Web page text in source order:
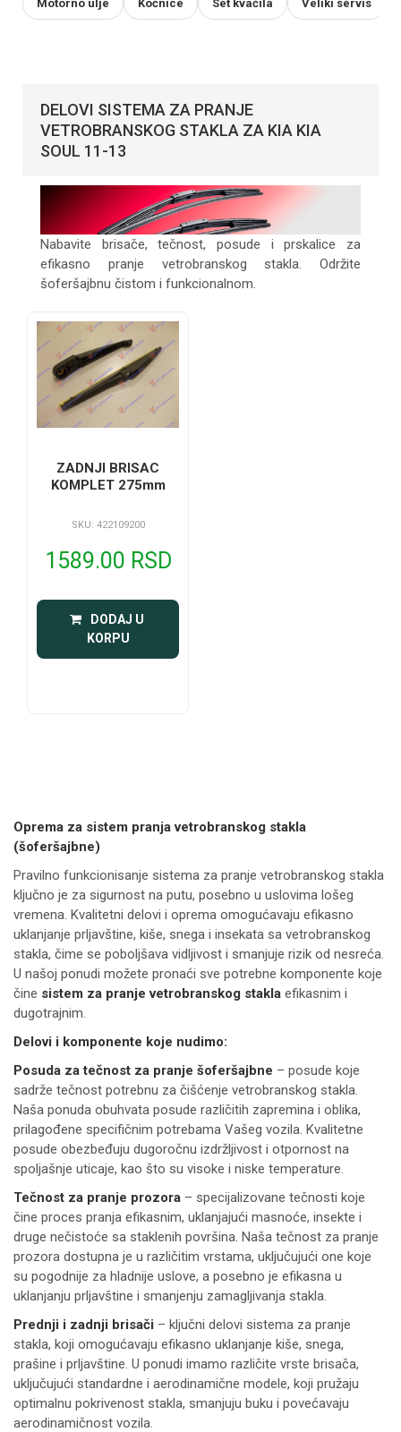
Motorno ulje Kočnice Set kvačila Veliki servis
DELOVI SISTEMA ZA PRANJE
VETROBRANSKOG STAKLA ZA KIA KIA
SOUL 11-13
Nabavite brisače, tečnost, posude i prskalice za
efikasno pranje vetrobranskog stakla. Održite
šoferšajbnu čistom i funkcionalnom.
ZADNJI BRISAC
KOMPLET 275mm
SKU: 422109200
1589.00 RSD
DODAJ U
KORPU
Oprema za sistem pranja vetrobranskog stakla
(šoferšajbne)
Pravilno funkcionisanje sistema za pranje vetrobranskog stakla
ključno je za sigurnost na putu, posebno u uslovima lošeg
vremena. Kvalitetni delovi i oprema omogućavaju efikasno
uklanjanje prljavštine, kiše, snega i insekata sa vetrobranskog
stakla, čime se poboljšava vidljivost i smanjuje rizik od nesreća.
U našoj ponudi možete pronaći sve potrebne komponente koje
čine sistem za pranje vetrobranskog stakla efikasnim i
dugotrajnim.
Delovi i komponente koje nudimo:
Posuda za tečnost za pranje šoferšajbne – posude koje
sadrže tečnost potrebnu za čišćenje vetrobranskog stakla.
Naša ponuda obuhvata posude različitih zapremina i oblika,
prilagođene specifičnim potrebama Vašeg vozila. Kvalitetne
posude obezbeđuju dugoročnu izdržljivost i otpornost na
spoljašnje uticaje, kao što su visoke i niske temperature.
Tečnost za pranje prozora – specijalizovane tečnosti koje
čine proces pranja efikasnim, uklanjajući masnoće, insekte i
druge nečistoće sa staklenih površina. Naša tečnost za pranje
prozora dostupna je u različitim vrstama, uključujući one koje
su pogodnije za hladnije uslove, a posebno je efikasna u
uklanjanju prljavštine i smanjenju zamagljivanja stakla.
Prednji i zadnji brisači – ključni delovi sistema za pranje
stakla, koji omogućavaju efikasno uklanjanje kiše, snega,
prašine i prljavštine. U ponudi imamo različite vrste brisača,
uključujući standardne i aerodinamične modele, koji pružaju
optimalnu pokrivenost stakla, smanjuju buku i povećavaju
aerodinamičnost vozila.